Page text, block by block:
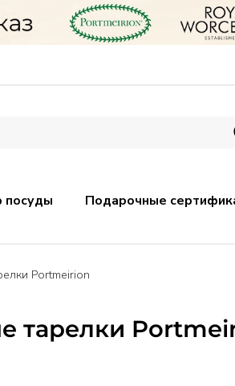
посуды Подарочные
Portmeirion
тарелки